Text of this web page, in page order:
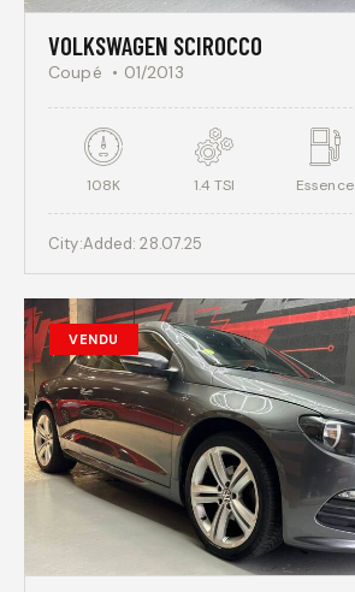
VOLKSWAGEN SCIROCCO
Coupé 01/2013
108K 1.4 TSI Essence
City:Added: 28.07.25
VENDU